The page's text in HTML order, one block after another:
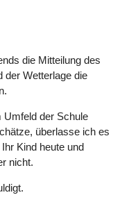
die Mitteilung des
der Wetterlage die
Umfeld der Schule
überlasse ich es
Kind heute und
nicht.